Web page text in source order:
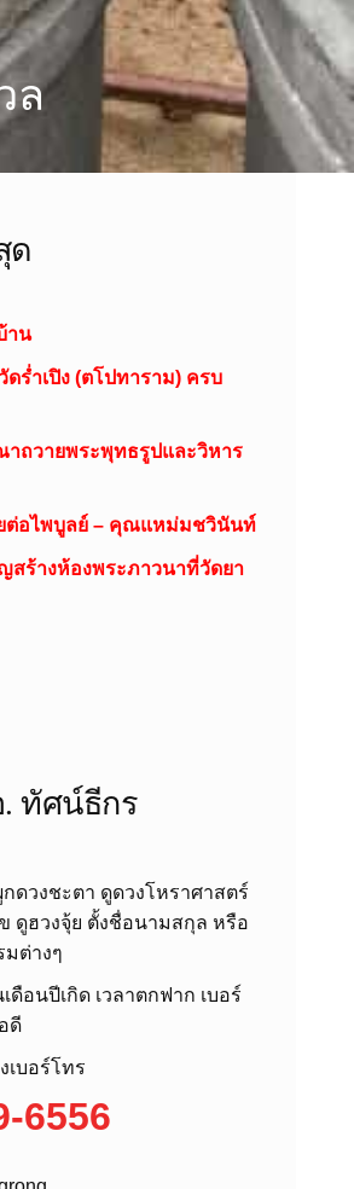
ล
ด
าน
ร่ำเปิง (ตโปทาราม) ครบ
ถวายพระพุทธรูปและวิหาร
ยต่อไพบูลย์ – คุณแหม่มชวินันท์
ร้างห้องพระภาวนาที่วัดยา
ทัศน์ธีกร
ดวงชะตา ดูดวงโหราศาสตร์
ดูฮวงจุ้ย ตั้งชื่อนามสกุล หรือ
ต่างๆ
ดือนปีเกิด เวลาตกฟาก เบอร์
ดี
เบอร์โทร
6556